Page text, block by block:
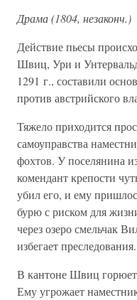
Драма (1804, незаконч.)
Действие пьесы
Швиц, Ури и
1291 г., составили
против австрийского
Тяжело приходится
самоуправства
фохтов. У поселянина
комендант крепости
убил его, и ему
бурю с риском для
через озеро смельчак
избегает преследования.
В кантоне Швиц
Ему угрожает